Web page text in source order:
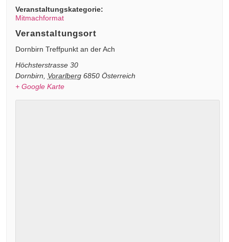
Veranstaltungskategorie:
Mitmachformat
Veranstaltungsort
Dornbirn Treffpunkt an der Ach
Höchsterstrasse 30
Dornbirn, Vorarlberg 6850 Österreich
+ Google Karte